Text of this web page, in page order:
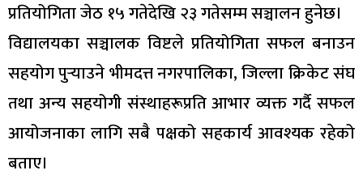
प्रतियोगिता जेठ १५ गतेदेखि २३ गतेसम्म सञ्चालन हुनेछ।
विद्यालयका सञ्चालक विष्टले प्रतियोगिता सफल बनाउन
सहयोग पुर्‍याउने भीमदत्त नगरपालिका, जिल्ला क्रिकेट संघ
तथा अन्य सहयोगी संस्थाहरूप्रति आभार व्यक्त गर्दै सफल
आयोजनाका लागि सबै पक्षको सहकार्य आवश्यक रहेको
बताए।